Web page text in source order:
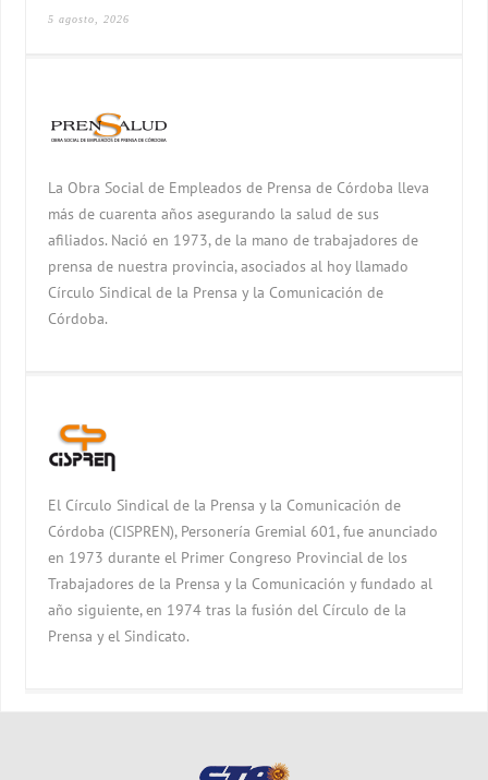
5 agosto, 2026
La Obra Social de Empleados de Prensa de Córdoba lleva
más de cuarenta años asegurando la salud de sus
afiliados. Nació en 1973, de la mano de trabajadores de
prensa de nuestra provincia, asociados al hoy llamado
Círculo Sindical de la Prensa y la Comunicación de
Córdoba.
El Círculo Sindical de la Prensa y la Comunicación de
Córdoba (CISPREN), Personería Gremial 601, fue anunciado
en 1973 durante el Primer Congreso Provincial de los
Trabajadores de la Prensa y la Comunicación y fundado al
año siguiente, en 1974 tras la fusión del Círculo de la
Prensa y el Sindicato.